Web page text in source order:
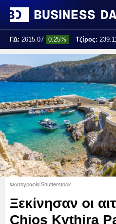
ΓΔ: 2615.07 0.25% Τζίρος:
17:25:01
Φωτογραφία Shutterstock
Ξεκίνησαν οι
Chios Kythira